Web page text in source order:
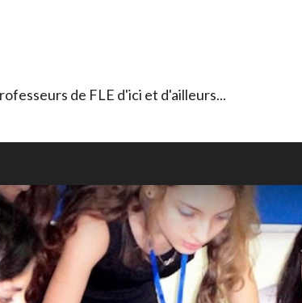
de FLE d'ici et d'ailleurs...